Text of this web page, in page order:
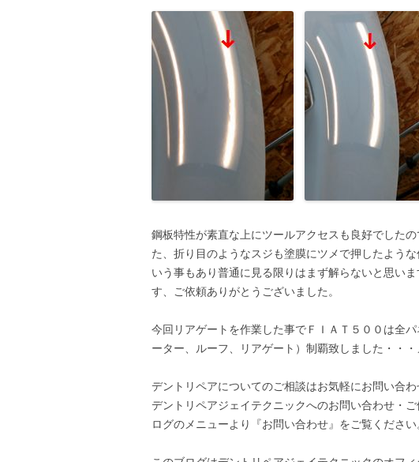
鋼板特性が素直な上にツールアクセスも良好でした
た、折り目のようなスジも塗膜にツメで押したよう
いう事もあり普通に見る限りはまず解らないと思い
す、ご依頼ありがとうございました。
今回リアゲートを作業した事でＦＩＡＴ５００は全
ーター、ルーフ、リアゲート）制覇致しました・・・
デントリペアについてのご相談はお気軽にお問い合
デントリペアジェイテクニックへのお問い合わせ・
ログのメニューより『お問い合わせ』をご覧ください